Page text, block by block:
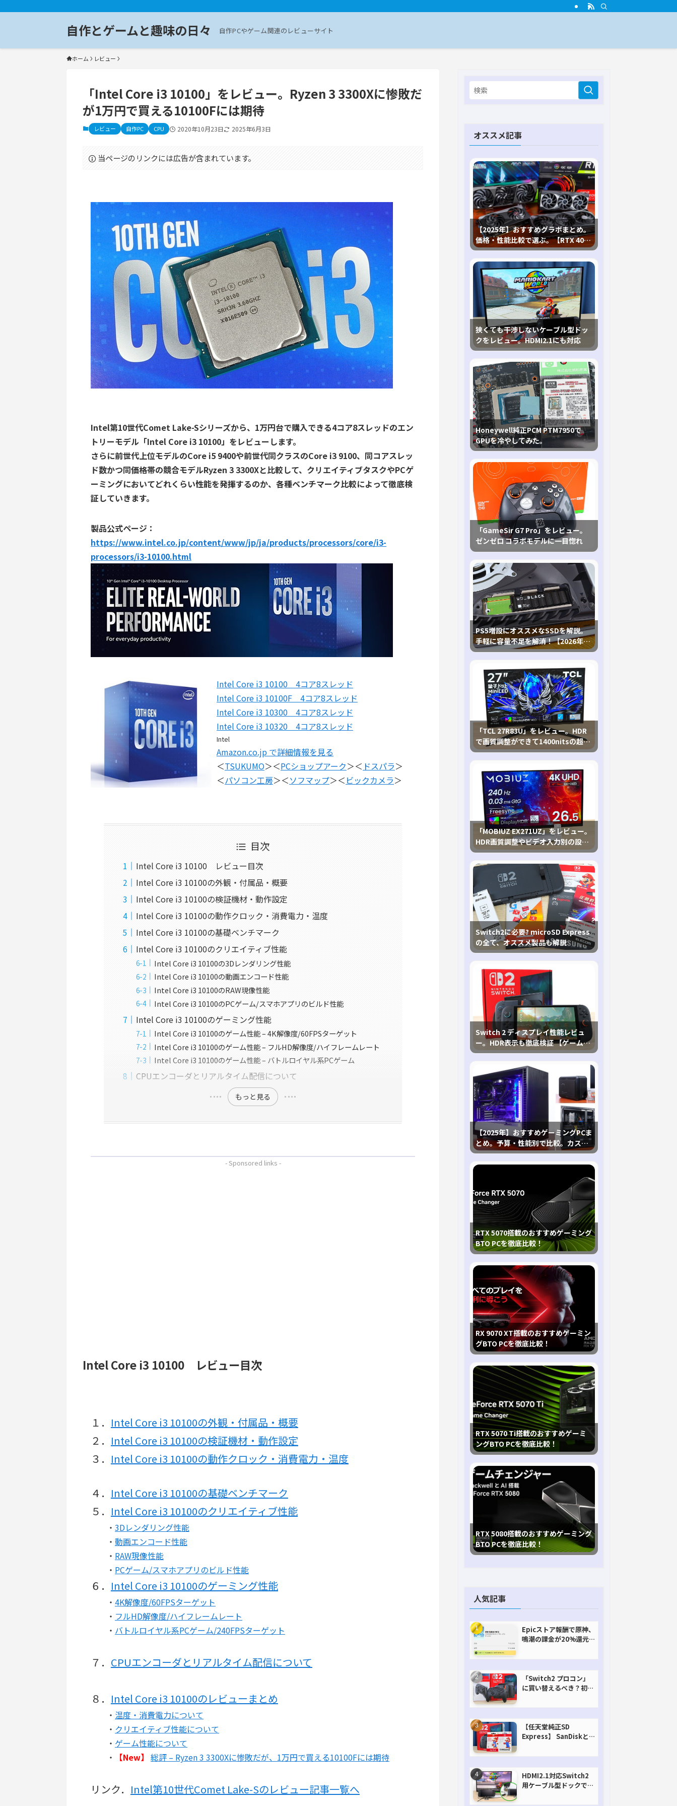
自作とゲームと趣味の日々 自作PCやゲーム関連のレビューサイト
ホーム レビュー
「Intel Core i3 10100」をレビュー。Ryzen 3 3300Xに惨敗だ
が1万円で買える10100Fには期待
レビュー 自作PC CPU 2020年10月23日 2025年6月3日
当ページのリンクには広告が含まれています。
Intel第10世代Comet Lake-Sシリーズから、1万円台で購入できる4コア8スレッドのエン
トリーモデル「Intel Core i3 10100」をレビューします。
さらに前世代上位モデルのCore i5 9400や前世代同クラスのCore i3 9100、同コアスレッ
ド数かつ同価格帯の競合モデルRyzen 3 3300Xと比較して、クリエイティブタスクやPCゲ
ーミングにおいてどれくらい性能を発揮するのか、各種ベンチマーク比較によって徹底検
証していきます。
製品公式ページ：
https://www.intel.co.jp/content/www/jp/ja/products/processors/core/i3-
processors/i3-10100.html
Intel Core i3 10100 4コア8スレッド
Intel Core i3 10100F 4コア8スレッド
Intel Core i3 10300 4コア8スレッド
Intel Core i3 10320 4コア8スレッド
Intel
Amazon.co.jp で詳細情報を見る
＜TSUKUMO＞＜PCショップアーク＞＜ ドスパラ＞
＜パソコン工房＞＜ソフマップ＞＜ ビックカメラ＞
目次
Intel Core i3 10100 レビュー目次
Intel Core i3 10100の外観・付属品・概要
Intel Core i3 10100の検証機材・動作設定
Intel Core i3 10100の動作クロック・消費電力・温度
Intel Core i3 10100の基礎ベンチマーク
Intel Core i3 10100のクリエイティブ性能
Intel Core i3 10100の3Dレンダリング性能
Intel Core i3 10100の動画エンコード性能
Intel Core i3 10100のRAW現像性能
Intel Core i3 10100のPCゲーム/スマホアプリのビルド性能
Intel Core i3 10100のゲーミング性能
Intel Core i3 10100のゲーム性能 – 4K解像度/60FPSターゲット
Intel Core i3 10100のゲーム性能 – フルHD解像度/ハイフレームレート
Intel Core i3 10100のゲーム性能 – バトルロイヤル系PCゲーム
CPUエンコーダとリアルタイム配信について
もっと見る
- Sponsored links -
Intel Core i3 10100 レビュー目次
１． Intel Core i3 10100の外観・付属品・概要
２． Intel Core i3 10100の検証機材・動作設定
３． Intel Core i3 10100の動作クロック・消費電力・温度
４． Intel Core i3 10100の基礎ベンチマーク
５． Intel Core i3 10100のクリエイティブ性能
・ 3Dレンダリング性能
・ 動画エンコード性能
・ RAW現像性能
・ PCゲーム/スマホアプリのビルド性能
６． Intel Core i3 10100のゲーミング性能
・ 4K解像度/60FPSターゲット
・ フルHD解像度/ハイフレームレート
・ バトルロイヤル系PCゲーム/240FPSターゲット
７． CPUエンコーダとリアルタイム配信について
８． Intel Core i3 10100のレビューまとめ
・ 温度・消費電力について
・ クリエイティブ性能について
・ ゲーム性能について
・
【New】 総評 – Ryzen 3 3300Xに惨敗だが、1万円で買える10100Fには期待
リンク． Intel第10世代Comet Lake-Sのレビュー記事一覧へ
オススメ記事
【2025年】おすすめグラボまとめ。
価格・性能比較で選ぶ。【RTX 40,
RX 7000各種に対応】
狭くても干渉しないケーブル型ドッ
クをレビュー。HDMI2.1にも対応
Honeywell純正PCM PTM7950で
GPUを冷やしてみた。
「GameSir G7 Pro」をレビュー。
ゼンゼロ コラボモデルに一目惚れ
PS5増設にオススメなSSDを解説。
手軽に容量不足を解消！【2026年最
新、PS5 Proにも対応】
「TCL 27R83U」をレビュー。HDR
で画質調整ができて1400nitsの超高
輝度も発揮！
「MOBIUZ EX271UZ」をレビュー。
HDR画質調整やビデオ入力別の設定
が可能な4K有機ELゲーミングモニタ
を徹底検証
Switch2に必要? microSD Express
の全て、オススメ製品も解説
Switch 2 ディスプレイ性能レビュ
ー。HDR表示も徹底検証 【ゲームに
おけるHDRの未来を切り開く1台！】
【2025年】おすすめゲーミングPCま
とめ。予算・性能別で比較。カスタ
マイズ指南も
RTX 5070搭載のおすすめゲーミング
BTO PCを徹底比較！
RX 9070 XT搭載のおすすめゲーミン
グBTO PCを徹底比較！
RTX 5070 Ti搭載のおすすめゲーミ
ングBTO PCを徹底比較！
RTX 5080搭載のおすすめゲーミング
BTO PCを徹底比較！
人気記事
Epicストア報酬で原神、
鳴潮の課金が20%還元
「Switch2 プロコン」
に買い替えるべき？初代
【任天堂純正SD
Express】 SanDiskと
HDMI2.1対応Switch2
用ケーブル型ドックで省